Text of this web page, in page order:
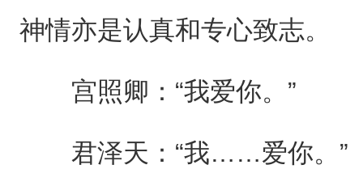
神情亦是认真和专心致志。
宫照卿：“我爱你。”
君泽天：“我……爱你。”